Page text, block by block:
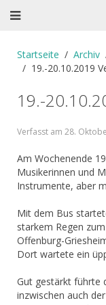
Startseite Archiv
19.-20.10.2019
19.-
Verfasst am 28.
Am Wochenende
Musikerinnen und
Instrumente, aber
Mit dem Bus
starkem Regen
Offenburg-
Dort wartete ein
Gut gestärkt führte
inzwischen auch